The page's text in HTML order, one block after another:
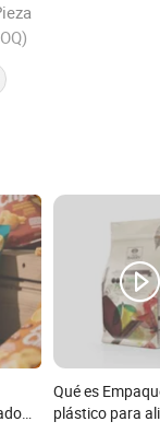
Qué es
plástico para